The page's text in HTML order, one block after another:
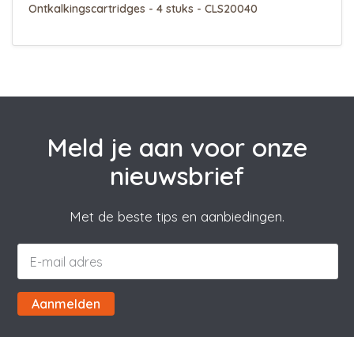
Ontkalkingscartridges - 4 stuks - CLS20040
Meld je aan voor onze
nieuwsbrief
Met de beste tips en aanbiedingen.
Aanmelden